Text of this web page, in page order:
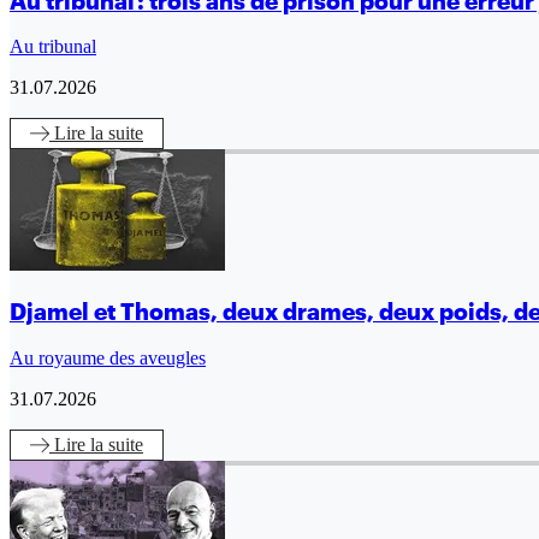
Au tribunal
31.07.2026
Lire la suite
Djamel et Thomas, deux drames, deux poids,
Au royaume des aveugles
31.07.2026
Lire la suite